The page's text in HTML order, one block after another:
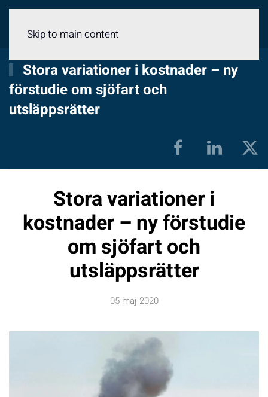
Skip to main content
Stora variationer i kostnader – ny
förstudie om sjöfart och
utsläppsrätter
Stora variationer i
kostnader – ny förstudie
om sjöfart och
utsläppsrätter
05 maj 2020